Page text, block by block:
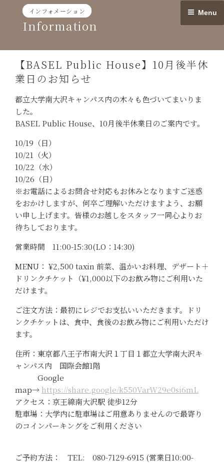
content
Menu
インフォメーション
Information
【BASEL Public House】10月後半休
業日のお知らせ
都立大学南大沢キャンパス内の木々も色づいてまいりま
した。
BASEL Public House、10月後半休業日のご案内です。
10/19（日）
10/21（火）
10/22（水）
10/26（日）
※お電話によるお問合せ対応もお休みとなりますご迷惑
をおかけしますが、何卒ご理解いただけますよう、お願
い申し上げます。皆様のお越しをスタッフ一同心よりお
待ちしております。
営業時間 11:00-15:30(LO：14:30)
MENU： ¥2,500 taxin 前菜、温かいお料理、デザート＋
ドリンクチケット（¥1,000以下のお飲み物にご利用いた
だけます。
ご注文方法：最初にレジでお支払いいただきます。ドリ
ンクチケットは、食中、食後のお飲み物にご利用いただけ
ます。
住所：東京都八王子市南大沢１丁目１都立大学南大沢キ
ャンパス内 国際会館1階
Google
map→ https://share.google/k550VarW29e0si6mL
アクセス：京王線南大沢駅 徒歩12分
駐車場：大学内に駐車場はご用意ありませんので最寄り
のコインパーキングをご利用ください
ご予約方法： TEL: 080-7129-6915 (営業日10:00-